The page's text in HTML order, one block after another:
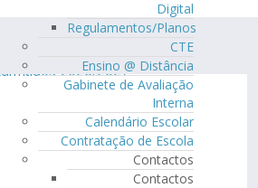
Digital
Regulamentos/Planos
CTE
Ensino @ Distância
Gabinete de Avaliação
Interna
Calendário Escolar
Contratação de Escola
Contactos
Contactos